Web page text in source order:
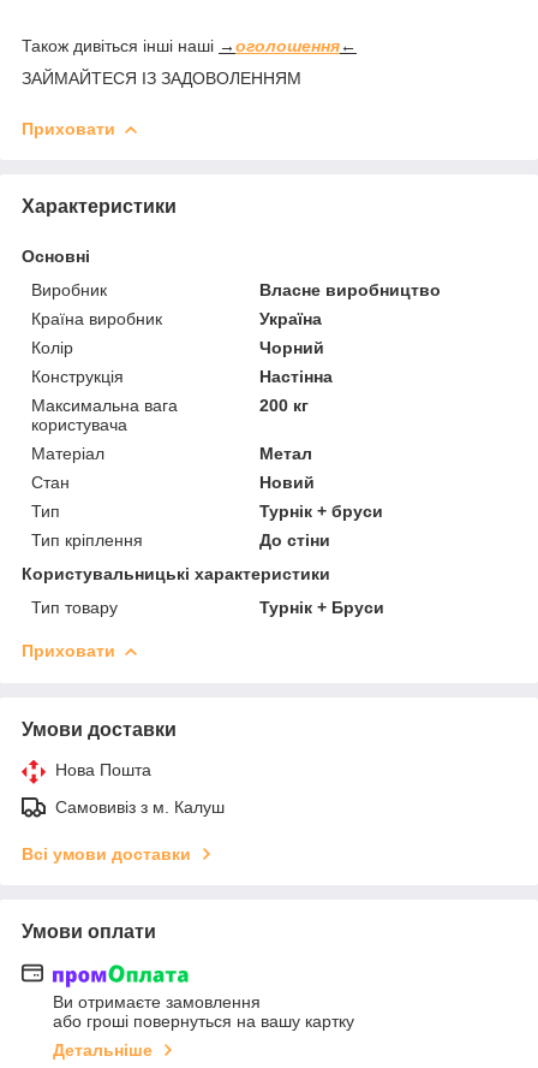
Також дивіться інші наші →оголошення←
ЗАЙМАЙТЕСЯ ІЗ ЗАДОВОЛЕННЯМ
Приховати
Характеристики
Основні
Виробник
Власне виробництво
Країна виробник
Україна
Колір
Чорний
Конструкція
Настінна
Максимальна вага
користувача
200 кг
Матеріал
Метал
Стан
Новий
Тип
Турнік + бруси
Тип кріплення
До стіни
Користувальницькі характеристики
Тип товару
Турнік + Бруси
Приховати
Умови доставки
Нова Пошта
Самовивіз з м. Калуш
Всі умови доставки
Умови оплати
Ви отримаєте замовлення
або гроші повернуться на вашу картку
Детальніше